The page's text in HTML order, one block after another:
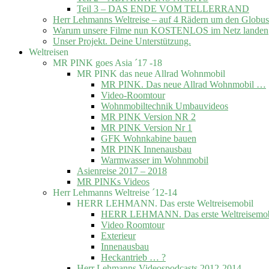
Teil 3 – DAS ENDE VOM TELLERRAND
Herr Lehmanns Weltreise – auf 4 Rädern um den Globus
Warum unsere Filme nun KOSTENLOS im Netz landen
Unser Projekt. Deine Unterstützung.
Weltreisen
MR PINK goes Asia ´17 -18
MR PINK das neue Allrad Wohnmobil
MR PINK. Das neue Allrad Wohnmobil …
Video-Roomtour
Wohnmobiltechnik Umbauvideos
MR PINK Version NR 2
MR PINK Version Nr 1
GFK Wohnkabine bauen
MR PINK Innenausbau
Warmwasser im Wohnmobil
Asienreise 2017 – 2018
MR PINKs Videos
Herr Lehmanns Weltreise ´12-14
HERR LEHMANN. Das erste Weltreisemobil
HERR LEHMANN. Das erste
Video Roomtour
Exterieur
Innenausbau
Heckantrieb … ?